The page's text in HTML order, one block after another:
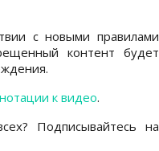
с новыми правилами
контент будет
к видео.
Подписывайтесь на